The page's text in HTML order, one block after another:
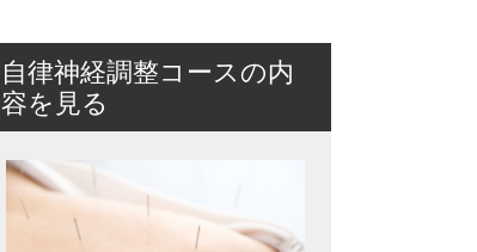
自律神経調整コースの内
容を見る